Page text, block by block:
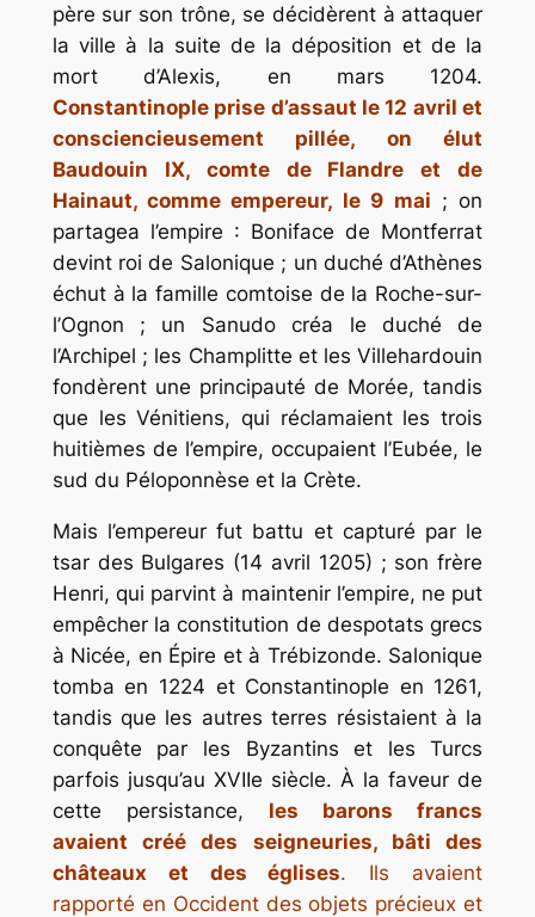
père sur son trône, se décidèrent à attaquer
la ville à la suite de la déposition et de la
mort d’Alexis, en mars 1204.
Constantinople prise d’assaut le 12 avril et
consciencieusement pillée, on élut
Baudouin IX, comte de Flandre et de
Hainaut, comme empereur, le 9 mai ; on
partagea l’empire : Boniface de Montferrat
devint roi de Salonique ; un duché d’Athènes
échut à la famille comtoise de la Roche-sur-
l’Ognon ; un Sanudo créa le duché de
l’Archipel ; les Champlitte et les Villehardouin
fondèrent une principauté de Morée, tandis
que les Vénitiens, qui réclamaient les trois
huitièmes de l’empire, occupaient l’Eubée, le
sud du Péloponnèse et la Crète.
Mais l’empereur fut battu et capturé par le
tsar des Bulgares (14 avril 1205) ; son frère
Henri, qui parvint à maintenir l’empire, ne put
empêcher la constitution de despotats grecs
à Nicée, en Épire et à Trébizonde. Salonique
tomba en 1224 et Constantinople en 1261,
tandis que les autres terres résistaient à la
conquête par les Byzantins et les Turcs
parfois jusqu’au XVIIe siècle. À la faveur de
cette persistance, les barons francs
avaient créé des seigneuries, bâti des
châteaux et des églises. Ils avaient
rapporté en Occident des objets précieux et